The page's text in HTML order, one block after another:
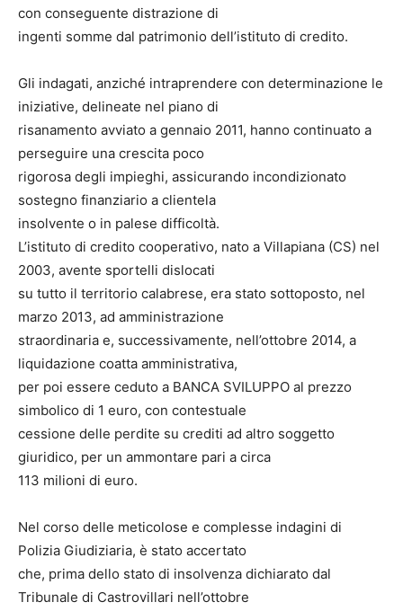
con conseguente distrazione di
ingenti somme dal patrimonio dell’istituto di credito.
Gli indagati, anziché intraprendere con determinazione le
iniziative, delineate nel piano di
risanamento avviato a gennaio 2011, hanno continuato a
perseguire una crescita poco
rigorosa degli impieghi, assicurando incondizionato
sostegno finanziario a clientela
insolvente o in palese difficoltà.
L’istituto di credito cooperativo, nato a Villapiana (CS) nel
2003, avente sportelli dislocati
su tutto il territorio calabrese, era stato sottoposto, nel
marzo 2013, ad amministrazione
straordinaria e, successivamente, nell’ottobre 2014, a
liquidazione coatta amministrativa,
per poi essere ceduto a BANCA SVILUPPO al prezzo
simbolico di 1 euro, con contestuale
cessione delle perdite su crediti ad altro soggetto
giuridico, per un ammontare pari a circa
113 milioni di euro.
Nel corso delle meticolose e complesse indagini di
Polizia Giudiziaria, è stato accertato
che, prima dello stato di insolvenza dichiarato dal
Tribunale di Castrovillari nell’ottobre